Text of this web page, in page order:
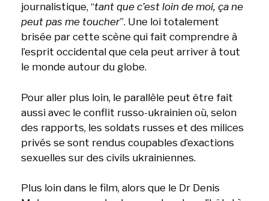
journalistique, “tant que c’est loin de moi, ça ne
peut pas me toucher”. Une loi totalement
brisée par cette scène qui fait comprendre à
l’esprit occidental que cela peut arriver à tout
le monde autour du globe.
Pour aller plus loin, le parallèle peut être fait
aussi avec le conflit russo-ukrainien où, selon
des rapports, les soldats russes et des milices
privés se sont rendus coupables d’exactions
sexuelles sur des civils ukrainiennes.
Plus loin dans le film, alors que le Dr Denis